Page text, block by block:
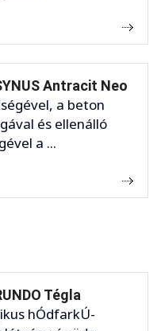
Antracit Neo
a beton
és ellenálló
a ...
Tégla
hÓdfarkÚ-